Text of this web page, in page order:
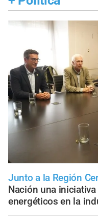
Junto a la Región
Nación una
energéticos en la